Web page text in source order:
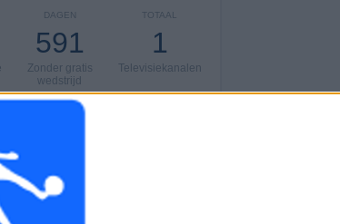
TOTAAL
1
Televisiekanalen
DAGEN
591
Zonder gratis
wedstrijd
VS Derby
County